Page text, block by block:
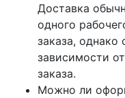
Доставка
одного
заказа, однако
зависимости
заказа.
Можно ли